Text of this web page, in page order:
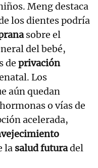
Meng destaca
los dientes podría
sobre el
del bebé,
de privación
Los
aún quedan
o vías de
acelerada,
la salud futuradel